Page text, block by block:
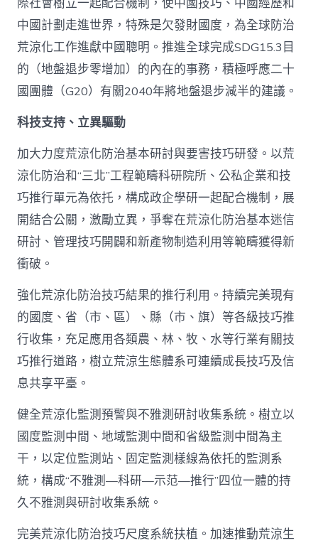
中國計劃走進世界，特殊是欠發財國度，為全球防治
荒涼化工作進獻中國聰明。推進全球完成SDG15.3目
的（地盤退步零增加）的內在的事務，積極呼應二十
國團體（G20）有關2040年將地盤退步減半的建議。
科技支持、立異驅動
加大力度荒涼化防治基本研討與要害技巧研發。以荒
涼化防治和“三北”工程範疇科研院所、公私企業和技
巧推行單元為依托，構成政企學研一起配合機制，展
開結合公關，激勵立異，爭奪在荒涼化防治基本迷信
研討、管理技巧開闢和新產物制造利用等範疇獲得新
衝破。
強化荒涼化防治技巧結果的推行利用。持續完美現有
的國度、省（市、區）、縣（市、旗）等各級技巧推
行收集，充足應用各類農、林、牧、水等行業有關技
巧推行道路，樹立荒涼生態體系可連續成長技巧及信
息共享平臺。
健全荒涼化監測預警與不雅測研討收集系統。樹立以
國度監測中間、地域監測中間和省級監測中間為主
干，以定位監測站、固定監測樣線為依托的監測系
統，構成“不雅測—科研—示范—推行”四位一體的持
久不雅測與研討收集系統。
完美荒涼化防治技巧尺度系統扶植。加速推動荒涼生